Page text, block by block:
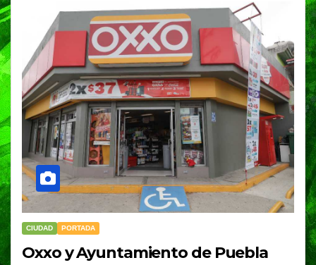
CIUDAD PORTADA
Oxxo y Ayuntamiento de Puebla